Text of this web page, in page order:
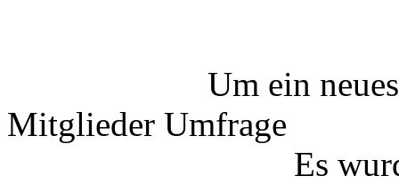
Um ein
Mitglieder Umfrage
Es